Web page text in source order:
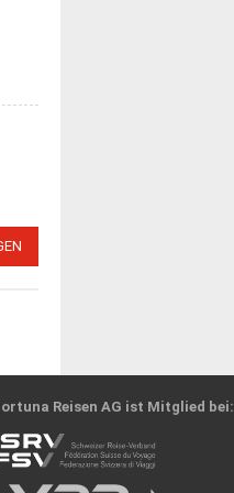
Reisen AG ist Mitglied bei: